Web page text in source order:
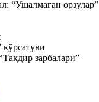
“Ушалмаган орзулар”
зарбалари”